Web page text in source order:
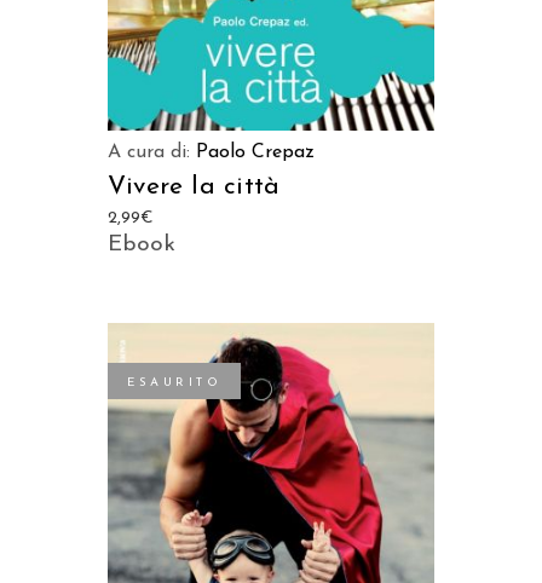
A cura di: Paolo Crepaz
Vivere la città
2,99€
Ebook
ESAURITO